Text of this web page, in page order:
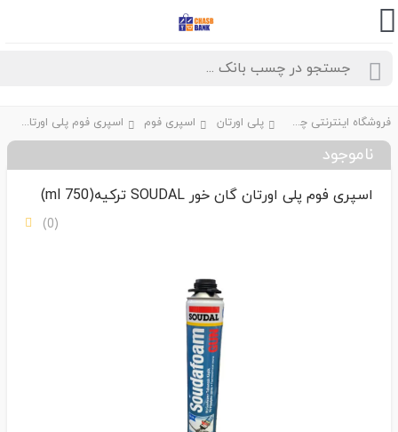
فروشگاه اینترنتی چسب بانک پلی اورتان اسپری فوم اسپری فوم پلی اورتان گان خور SOUDAL ترکیه(750 ml)
ناموجود
اسپری فوم پلی اورتان گان خور SOUDAL ترکیه(750 ml)